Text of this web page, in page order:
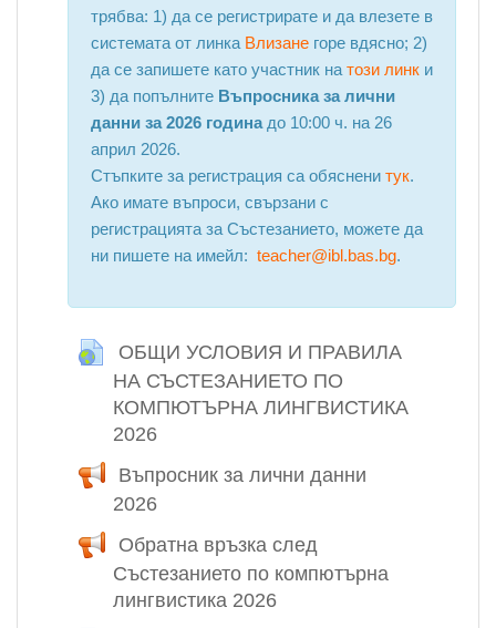
трябва: 1) да се регистрирате и да влезете в
системата от линка Влизане горе вдясно; 2)
да се запишете като участник на този линк и
3) да попълните Въпросника за лични
данни за 2026 годинадо 10:00 ч. на 26
април 2026.
Стъпките за регистрация са обяснени тук.
Ако имате въпроси, свързани с
регистрацията за Състезанието, можете да
ни пишете на имейл: teacher@ibl.bas.bg.
ОБЩИ УСЛОВИЯ И ПРАВИЛА
НА СЪСТЕЗАНИЕТО ПО
КОМПЮТЪРНА ЛИНГВИСТИКА
2026
URL
Въпросник за лични данни
2026
Обратна връзка
Обратна връзка след
Състезанието по компютърна
лингвистика 2026